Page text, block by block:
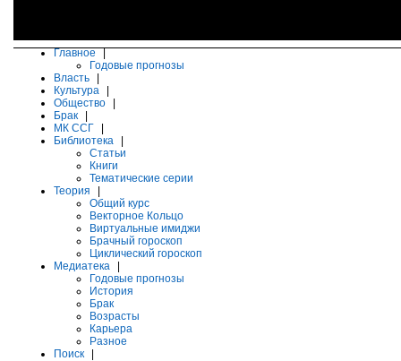
Главное
Годовые прогнозы
Власть
Культура
Общество
Брак
МК ССГ
Библиотека
Статьи
Книги
Тематические серии
Теория
Общий курс
Векторное Кольцо
Виртуальные имиджи
Брачный гороскоп
Циклический гороскоп
Медиатека
Годовые прогнозы
История
Брак
Возрасты
Карьера
Разное
Поиск